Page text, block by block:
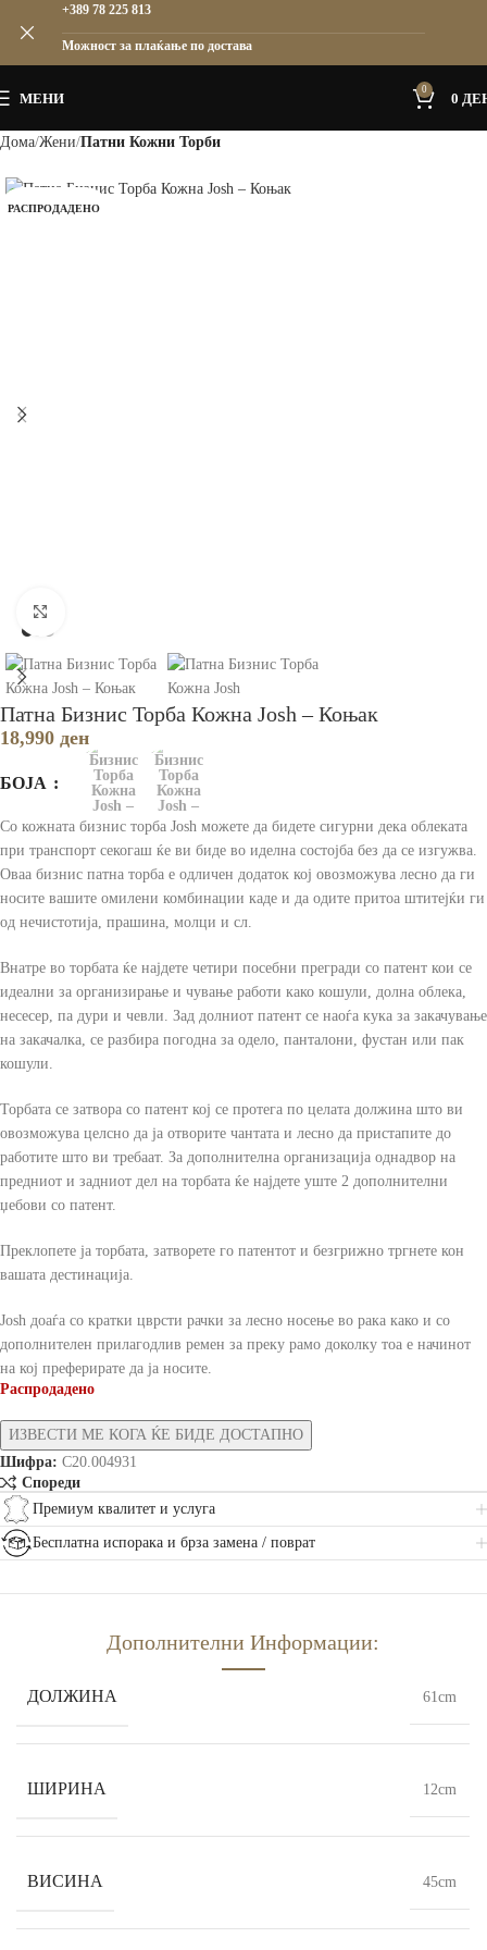
МЕНИ
0
0
Дома Жени Патни Кожни Торби
РАСПРОДАДЕНО
Патна Бизнис Торба Кожна Josh – Коњак
18,990 ден
БОЈА
Со кожната бизнис торба Josh можете да бидете сигурни дека облеката
при транспорт секогаш ќе ви биде во иделна состојба без да се изгужва.
Оваа бизнис патна торба е одличен додаток кој овозможува лесно да ги
носите вашите омилени комбинации каде и да одите притоа штитејќи ги
од нечистотија, прашина, молци и сл.
Внатре во торбата ќе најдете четири посебни прегради со патент кои се
идеални за организирање и чување работи како кошули, долна облека,
несесер, па дури и чевли. Зад долниот патент се наоѓа кука за закачување
на закачалка, се разбира погодна за одело, панталони, фустан или пак
кошули.
Торбата се затвора со патент кој се протега по целата должина што ви
овозможува целсно да ја отворите чантата и лесно да пристапите до
работите што ви требаат. За дополнителна организација однадвор на
предниот и задниот дел на торбата ќе најдете уште 2 дополнителни
џебови со патент.
Преклопете ја торбата, затворете го патентот и безгрижно тргнете кон
вашата дестинација.
Josh доаѓа со кратки цврсти рачки за лесно носење во рака како и со
дополнителен прилагодлив ремен за преку рамо доколку тоа е начинот
на кој преферирате да ја носите.
Распродадено
Шифра: C20.004931
Спореди
Премиум квалитет и услуга
Бесплатна испорака и брза замена / поврат
Дополнителни Информации:
ДОЛЖИНА 61cm
ШИРИНА 12cm
ВИСИНА 45cm
+389 78 225 813
Можност за плаќање по достава